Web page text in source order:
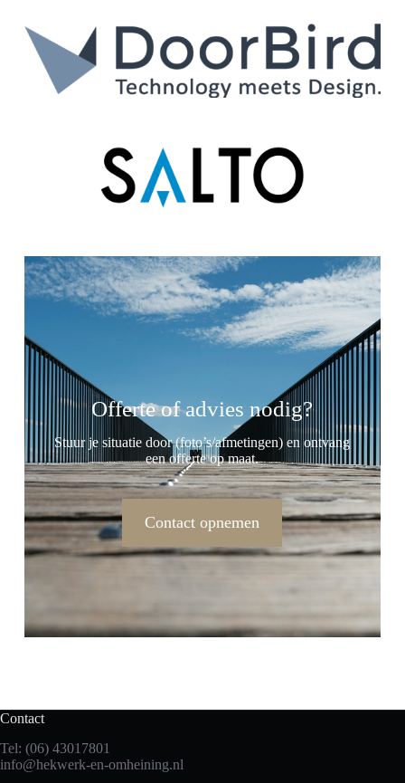
Offerte of advies nodig?
Stuur je situatie door (foto’s/afmetingen) en ontvang
een offerte op maat.
Contact opnemen
Contact
Tel: (06) 43017801
info@hekwerk-en-omheining.nl